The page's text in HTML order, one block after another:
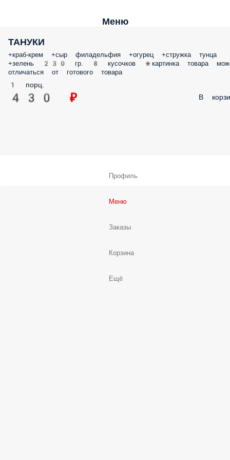
Меню
ТАНУКИ
+краб-крем +сыр филадельфия +огурец +стружка тунца
+зелень 230 гр. 8 кусочков *картинка товара
отличаться от готового товара
1 порц.
430 ₽ В
Профиль
Меню
Заказы
Корзина
Ещё